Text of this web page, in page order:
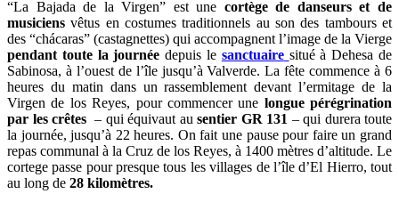
“La Bajada de la Virgen” est une cortège de danseurs et de
musiciens vêtus en costumes traditionnels au son des tambours et
des “chácaras” (castagnettes) qui accompagnent l’image de la Vierge
pendant toute la journée depuis le sanctuaire situé à Dehesa de
Sabinosa, à l’ouest de l’île jusqu’à Valverde. La fête commence à 6
heures du matin dans un rassemblement devant l’ermitage de la
Virgen de los Reyes, pour commencer une longue pérégrination
par les crêtes – qui équivaut au sentier GR 131 – qui durera toute
la journée, jusqu’à 22 heures. On fait une pause pour faire un grand
repas communal à la Cruz de los Reyes, à 1400 mètres d’altitude. Le
cortege passe pour presque tous les villages de l’île d’El Hierro, tout
au long de 28 kilomètres.